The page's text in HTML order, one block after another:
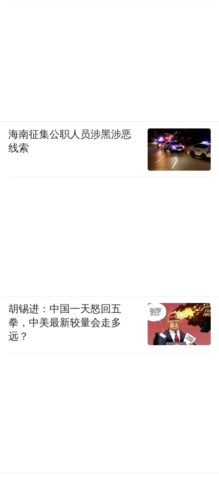
海南征集公职人员涉黑涉恶
线索
胡锡进：中国一天怒回五
拳，中美最新较量会走多
远？